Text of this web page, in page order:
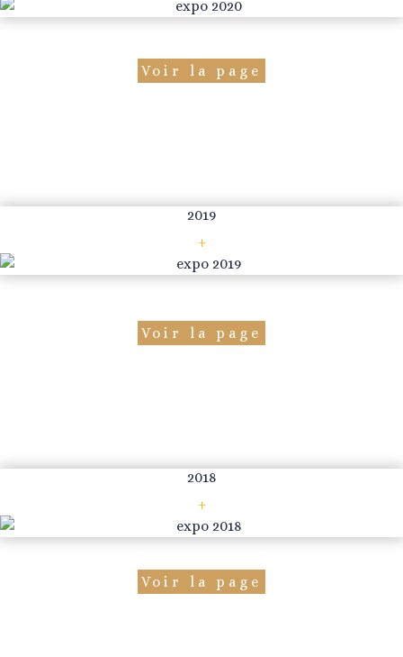
Voir la page
2019
+
Voir la page
2018
+
Voir la page